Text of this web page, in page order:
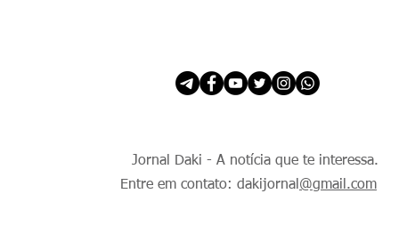
Jornal Daki - A notícia que te interessa.
Entre em contato: dakijornal @gmail.com